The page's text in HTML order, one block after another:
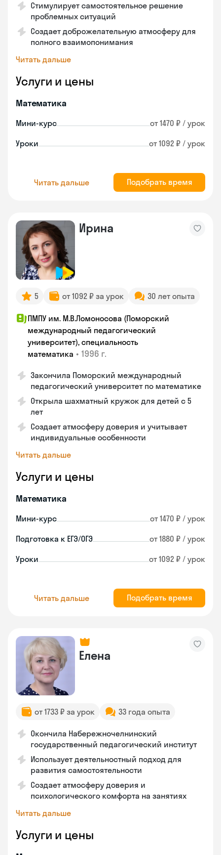
Стимулирует самостоятельное решение
проблемных ситуаций
Создает доброжелательную атмосферу для
полного взаимопонимания
Читать дальше
Услуги и цены
Математика
Мини-курс от 1470 ₽ / урок
Уроки от 1092 ₽ / урок
Читать дальше Подобрать время
Ирина
5 от 1092 ₽ за урок 30 лет опыта
ПМПУ им. М.В.Ломоносова (Поморский
международный педагогический
университет), специальность
математика • 1996 г.
Закончила Поморский международный
педагогический университет по математике
Открыла шахматный кружок для детей с 5
лет
Создает атмосферу доверия и учитывает
индивидуальные особенности
Читать дальше
Услуги и цены
Математика
Мини-курс от 1470 ₽ / урок
Подготовка к ЕГЭ/ОГЭ от 1880 ₽ / урок
Уроки от 1092 ₽ / урок
Читать дальше Подобрать время
Елена
от 1733 ₽ за урок 33 года опыта
Окончила Набережночелнинский
государственный педагогический институт
Использует деятельностный подход для
развития самостоятельности
Создает атмосферу доверия и
психологического комфорта на занятиях
Читать дальше
Услуги и цены